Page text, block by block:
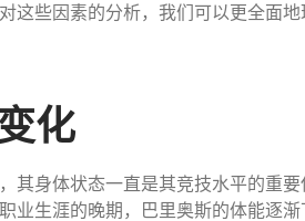
这些因素的分析，我们可以更全面
化
其身体状态一直是其竞技水平的重要
业生涯的晚期，巴里奥斯的体能逐